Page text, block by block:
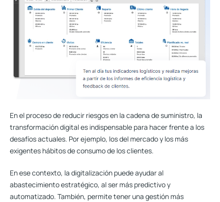
En el proceso de reducir riesgos en la cadena de suministro, la
transformación digitales indispensable para hacer frente a los
desafíos actuales. Por ejemplo, los del mercado y los más
exigentes hábitos de consumo de los clientes.
En ese contexto, la digitalización puede ayudar al
abastecimiento estratégico, al ser más predictivo y
automatizado. También, permite tener una gestión más